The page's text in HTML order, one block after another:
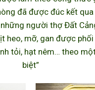
đã được đúc kết
người thợ Đất
heo, mỡ, gan được
tỏi, hạt nêm… theo
biệt”